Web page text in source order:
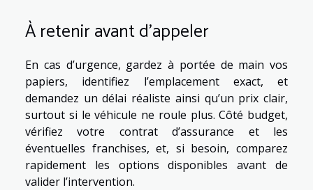
À retenir avant d’appeler
En cas d’urgence, gardez à portée de main vos
papiers, identifiez l’emplacement exact, et
demandez un délai réaliste ainsi qu’un prix clair,
surtout si le véhicule ne roule plus. Côté budget,
vérifiez votre contrat d’assurance et les
éventuelles franchises, et, si besoin, comparez
rapidement les options disponibles avant de
valider l’intervention.